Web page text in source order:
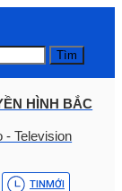
Tìm
HÌNH BẮC
- Television
TINMỚI